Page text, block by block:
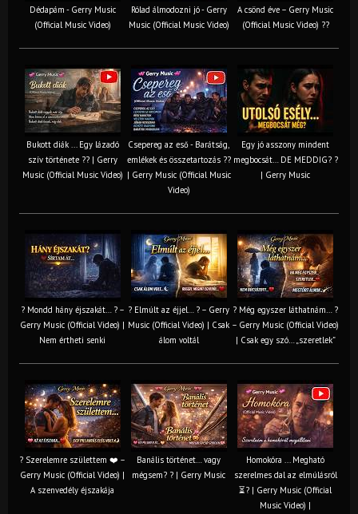
Dédapám - Gerry Music
(Official Music Video)
Rólad álmodozni jó - Gerry
Music (Official Music Video)
A csönd éve – Gerry Music
(Official Music Video) ??
Bukott diák ... Egy lázadó
szív története ?? | Gerry
Music (Official Music Video)
Csepereg az eső - Barátság,
emlékek és összetartozás ?️?
| Gerry Music (Official Music
Video)
Egy jó asszony mindent
megbocsát… DE MEDDIG? ?
| Gerry Music
? Mondd hány éjszakát… ? –
Gerry Music (Official Video) |
Nem értheti senki
? Elmúlt az éjjel… ? – Gerry
Music (Official Video) | Csak
álom voltál
? Még egyszer láthatnám… ?
– Gerry Music (Official Video)
| Csak egy szó… „szeretlek”
? Szerelemre születtem ❤️ –
Gerry Music (Official Video) |
A szenvedély éjszakája
Banális történet… vagy
mégsem? ? | Gerry Music
Homokóra ... Megható
szerelmes dal az elmúlásról
⏳? | Gerry Music (Official
Music Video) |